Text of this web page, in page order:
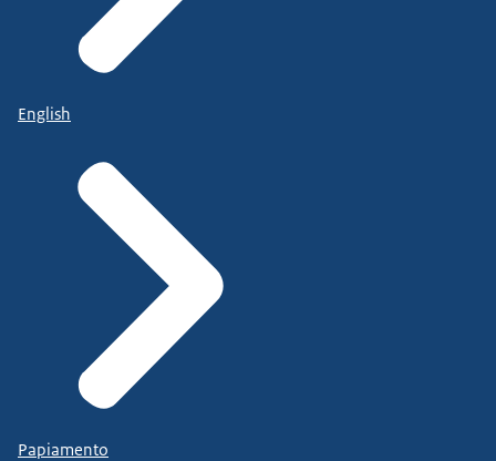
English
Papiamento